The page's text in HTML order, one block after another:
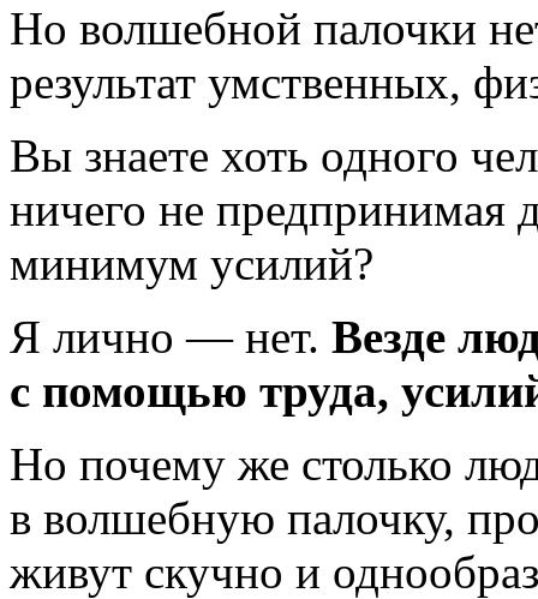
Но волшебной палочки
результат умственных,
Вы знаете хоть одного
ничего не предпринимая
минимум усилий?
Я лично — нет. Везде
с помощью труда,
Но почему же столько
в волшебную палочку,
живут скучно и